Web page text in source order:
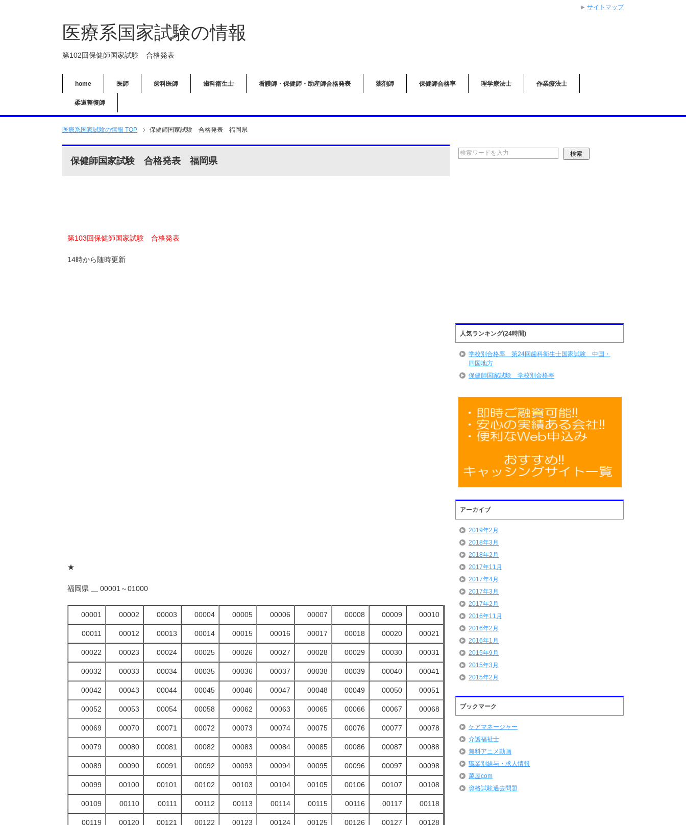
医療系国家試験の情報
第102回保健師国家試験 合格発表
home 医師 歯科医師 歯科衛生士 看護師・保健師・助産師合格発表 薬剤師 保健師合格率 理学療法士 作業療法士
柔道整復師
医療系国家試験の情報 TOP 保健師国家試験 合格発表 福岡県
保健師国家試験 合格発表 福岡県
第103回保健師国家試験 合格発表
14時から随時更新
★
福岡県 00001～01000
00001 00002 00003 00004 00005 00006 00007 00008 00009 00010
00011 00012 00013 00014 00015 00016 00017 00018 00020 00021
00022 00023 00024 00025 00026 00027 00028 00029 00030 00031
00032 00033 00034 00035 00036 00037 00038 00039 00040 00041
00042 00043 00044 00045 00046 00047 00048 00049 00050 00051
00052 00053 00054 00058 00062 00063 00065 00066 00067 00068
00069 00070 00071 00072 00073 00074 00075 00076 00077 00078
00079 00080 00081 00082 00083 00084 00085 00086 00087 00088
00089 00090 00091 00092 00093 00094 00095 00096 00097 00098
00099 00100 00101 00102 00103 00104 00105 00106 00107 00108
00109 00110 00111 00112 00113 00114 00115 00116 00117 00118
00119 00120 00121 00122 00123 00124 00125 00126 00127 00128
人気ランキング(24時間)
学校別合格率 第24回歯科衛生士国家試験 中国・
四国地方
保健師国家試験 学校別合格率
アーカイブ
2019年2月
2018年3月
2018年2月
2017年11月
2017年4月
2017年3月
2017年2月
2016年11月
2016年2月
2016年1月
2015年9月
2015年3月
2015年2月
ブックマーク
ケアマネージャー
介護福祉士
無料アニメ動画
職業別給与・求人情報
萬屋com
資格試験過去問題
サイトマップ